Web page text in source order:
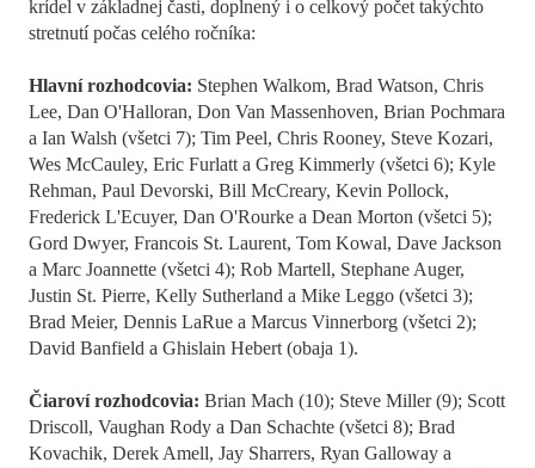
krídel v základnej časti, doplnený i o celkový počet takýchto
stretnutí počas celého ročníka:
Hlavní rozhodcovia: Stephen Walkom, Brad Watson, Chris
Lee, Dan O'Halloran, Don Van Massenhoven, Brian Pochmara
a Ian Walsh (všetci 7); Tim Peel, Chris Rooney, Steve Kozari,
Wes McCauley, Eric Furlatt a Greg Kimmerly (všetci 6); Kyle
Rehman, Paul Devorski, Bill McCreary, Kevin Pollock,
Frederick L'Ecuyer, Dan O'Rourke a Dean Morton (všetci 5);
Gord Dwyer, Francois St. Laurent, Tom Kowal, Dave Jackson
a Marc Joannette (všetci 4); Rob Martell, Stephane Auger,
Justin St. Pierre, Kelly Sutherland a Mike Leggo (všetci 3);
Brad Meier, Dennis LaRue a Marcus Vinnerborg (všetci 2);
David Banfield a Ghislain Hebert (obaja 1).
Čiaroví rozhodcovia: Brian Mach (10); Steve Miller (9); Scott
Driscoll, Vaughan Rody a Dan Schachte (všetci 8); Brad
Kovachik, Derek Amell, Jay Sharrers, Ryan Galloway a